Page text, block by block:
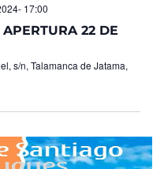
22 DE
17:00
s/n, Talamanca de Jatama,